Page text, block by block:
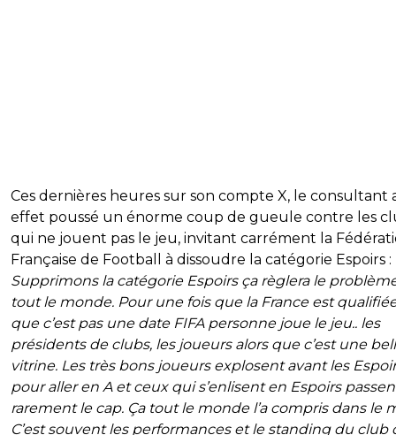
Ces dernières heures sur son compte X, le consultant
effet poussé un énorme coup de gueule contre les
qui ne jouent pas le jeu, invitant carrément la
Française de Football à dissoudre la catégorie Espoirs :
Supprimons la catégorie Espoirs ça règlera le
tout le monde. Pour une fois que la France est
que c’est pas une date FIFA personne joue le jeu.. les
présidents de clubs, les joueurs alors que c’est une
vitrine. Les très bons joueurs explosent avant les
pour aller en A et ceux qui s’enlisent en Espoirs
rarement le cap. Ça tout le monde l’a compris dans le
C’est souvent les performances et le standing du club